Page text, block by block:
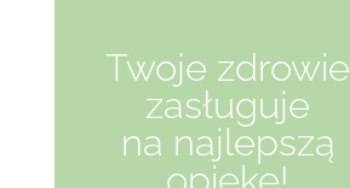
Twoje zdrowie
zasługuje
na najlepszą